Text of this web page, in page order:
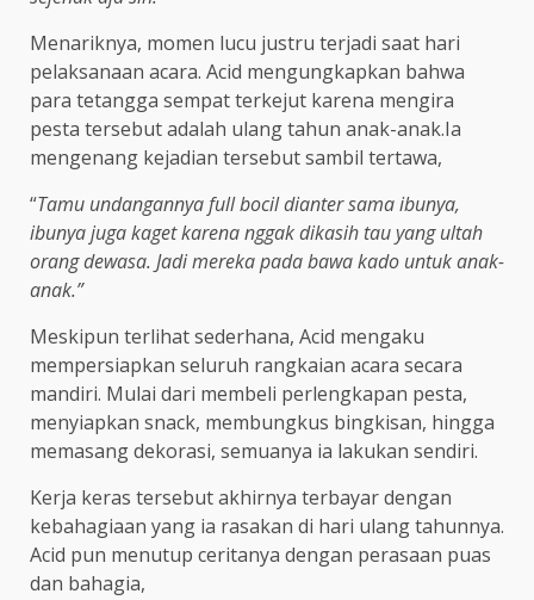
Menariknya, momen lucu justru terjadi saat hari
pelaksanaan acara. Acid mengungkapkan bahwa
para tetangga sempat terkejut karena mengira
pesta tersebut adalah ulang tahun anak-anak.Ia
mengenang kejadian tersebut sambil tertawa,
“Tamu undangannya full bocil dianter sama ibunya,
ibunya juga kaget karena nggak dikasih tau yang ultah
orang dewasa. Jadi mereka pada bawa kado untuk anak-
anak.”
Meskipun terlihat sederhana, Acid mengaku
mempersiapkan seluruh rangkaian acara secara
mandiri. Mulai dari membeli perlengkapan pesta,
menyiapkan snack, membungkus bingkisan, hingga
memasang dekorasi, semuanya ia lakukan sendiri.
Kerja keras tersebut akhirnya terbayar dengan
kebahagiaan yang ia rasakan di hari ulang tahunnya.
Acid pun menutup ceritanya dengan perasaan puas
dan bahagia,